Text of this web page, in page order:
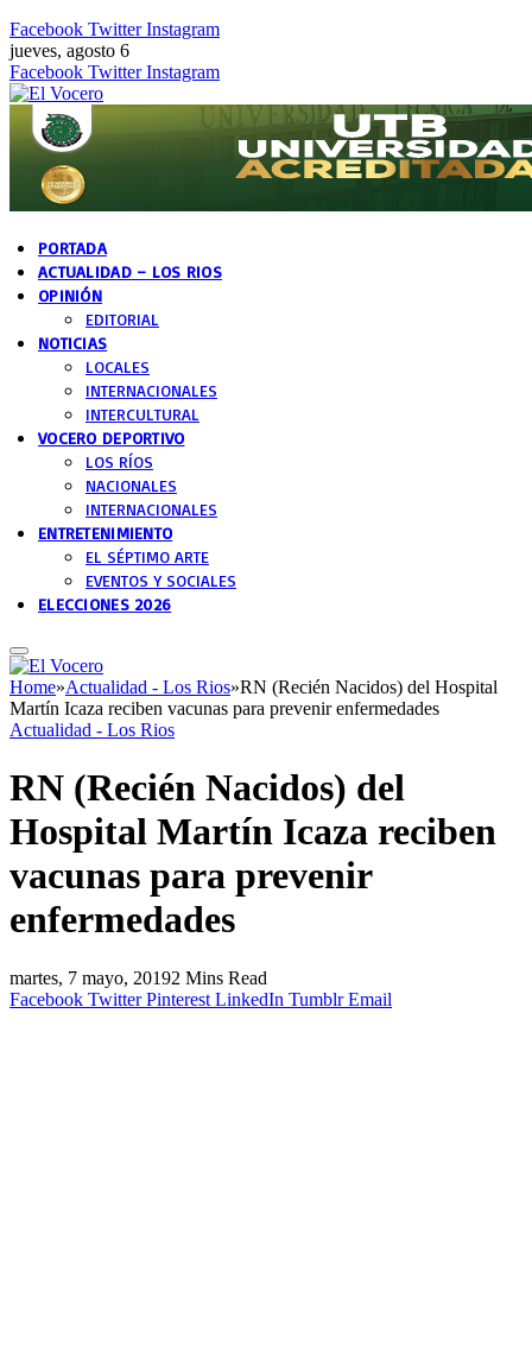
Facebook Twitter Instagram
jueves, agosto 6
Facebook Twitter Instagram
PORTADA
ACTUALIDAD – LOS RIOS
OPINIÓN
EDITORIAL
NOTICIAS
LOCALES
INTERNACIONALES
INTERCULTURAL
VOCERO DEPORTIVO
LOS RÍOS
NACIONALES
INTERNACIONALES
ENTRETENIMIENTO
EL SÉPTIMO ARTE
EVENTOS Y SOCIALES
ELECCIONES 2026
Home»Actualidad - Los Rios»RN (Recién Nacidos) del Hospital
Martín Icaza reciben vacunas para prevenir enfermedades
Actualidad - Los Rios
RN (Recién Nacidos) del
Hospital Martín Icaza reciben
vacunas para prevenir
enfermedades
martes, 7 mayo, 20192 Mins Read
Facebook Twitter Pinterest LinkedIn Tumblr Email